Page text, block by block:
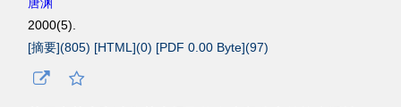
唐渊
2000(5).
[摘要](805) [HTML](0) [PDF 0.00 Byte](97)